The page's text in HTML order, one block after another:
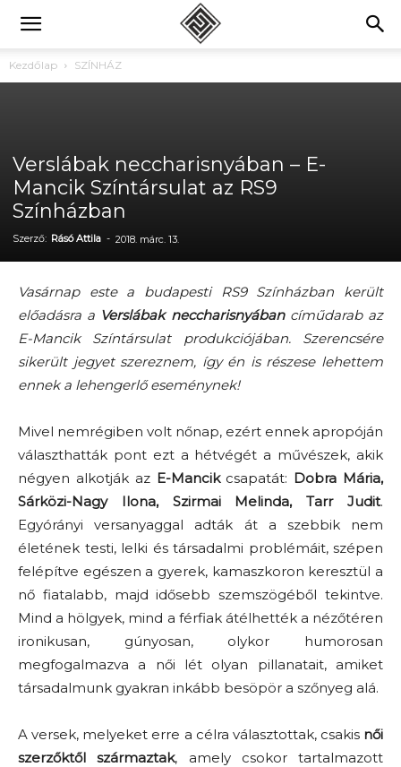
Kezdőlap SZÍNHÁZ
Verslábak neccharisnyában – E-
Mancik Színtársulat az RS9
Színházban
Szerző: Rásó Attila - 2018. márc. 13.
Vasárnap este a budapesti RS9 Színházban került
előadásra a Verslábak neccharisnyábancíműdarab az
E-Mancik Színtársulat produkciójában. Szerencsére
sikerült jegyet szereznem, így én is részese lehettem
ennek a lehengerlő eseménynek!
Mivel nemrégiben volt nőnap, ezért ennek apropóján
választhatták pont ezt a hétvégét a művészek, akik
négyen alkotják az E-Mancikcsapatát: Dobra Mária,
Sárközi-Nagy Ilona, Szirmai Melinda, Tarr Judit.
Egyórányi versanyaggal adták át a szebbik nem
életének testi, lelki és társadalmi problémáit, szépen
felépítve egészen a gyerek, kamaszkoron keresztül a
nő fiatalabb, majd idősebb szemszögéből tekintve.
Mind a hölgyek, mind a férfiak átélhették a nézőtéren
ironikusan, gúnyosan, olykor humorosan
megfogalmazva a női lét olyan pillanatait, amiket
társadalmunk gyakran inkább besöpör a szőnyeg alá.
A versek, melyeket erre a célra választottak, csakis női
szerzőktől származtak, amely csokor tartalmazott